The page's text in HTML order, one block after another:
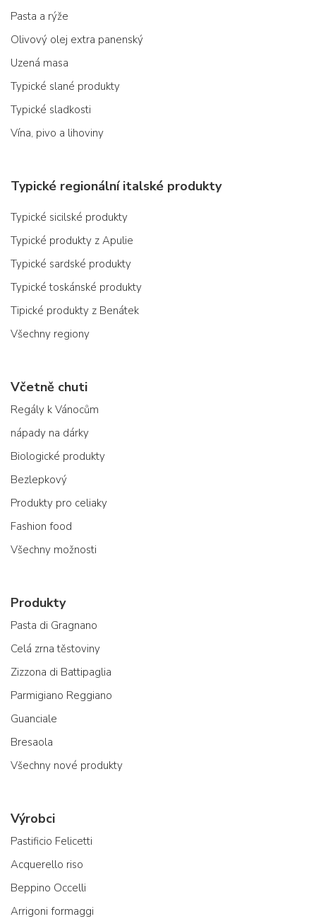
Pasta a rýže
Olivový olej extra panenský
Uzená masa
Typické slané produkty
Typické sladkosti
Vína, pivo a lihoviny
Typické regionální italské produkty
Typické sicilské produkty
Typické produkty z Apulie
Typické sardské produkty
Typické toskánské produkty
Tipické produkty z Benátek
Všechny regiony
Včetně chuti
Regály k Vánocům
nápady na dárky
Biologické produkty
Bezlepkový
Produkty pro celiaky
Fashion food
Všechny možnosti
Produkty
Pasta di Gragnano
Celá zrna těstoviny
Zizzona di Battipaglia
Parmigiano Reggiano
Guanciale
Bresaola
Všechny nové produkty
Výrobci
Pastificio Felicetti
Acquerello riso
Beppino Occelli
Arrigoni formaggi